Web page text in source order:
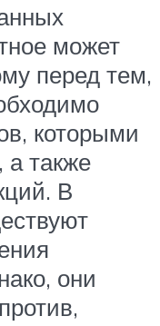
может
перед тем,
которыми
также
В
они